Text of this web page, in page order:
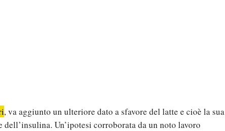
, va aggiunto un ulteriore dato a sfavore del latte e cioè la sua
Un’ipotesi corroborata da un noto lavoro